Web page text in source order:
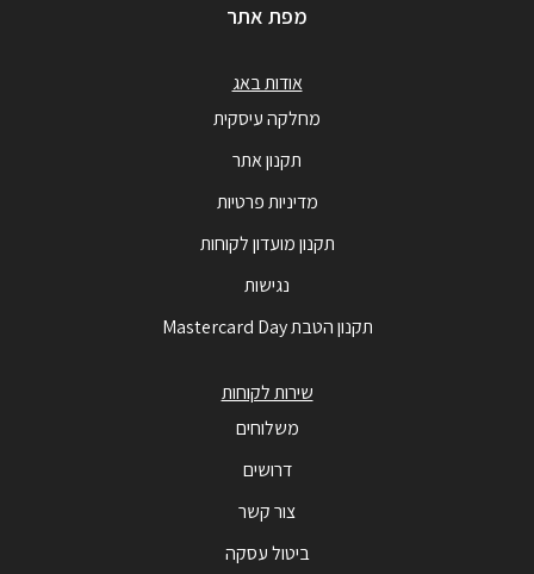
מפת אתר
אודות באג
מחלקה עיסקית
תקנון אתר
מדיניות פרטיות
תקנון מועדון לקוחות
נגישות
תקנון הטבת Mastercard Day
שירות לקוחות
משלוחים
דרושים
צור קשר
ביטול עסקה